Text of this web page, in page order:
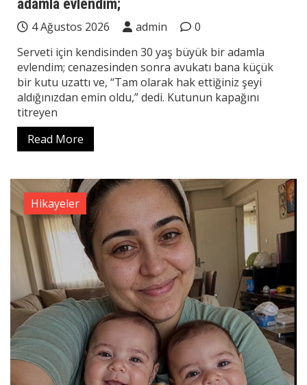
adamla evlendim;
4 Ağustos 2026 admin
0
Serveti için kendisinden 30 yaş büyük bir adamla
evlendim; cenazesinden sonra avukatı bana küçük
bir kutu uzattı ve, “Tam olarak hak ettiğiniz şeyi
aldığınızdan emin oldu,” dedi. Kutunun kapağını
titreyen
Read More
Hikayeler